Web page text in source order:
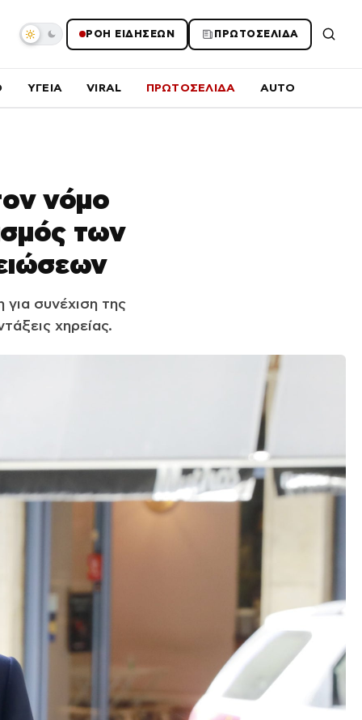
ΡΟΗ ΕΙΔΗΣΕΩΝ ΠΡΩΤΟΣΕΛΙΔΑ
ΥΓΕΙΑ VIRAL ΠΡΩΤΟΣΕΛΙΔΑ AUTO
νόμο
των
συνέχιση της
χηρείας.